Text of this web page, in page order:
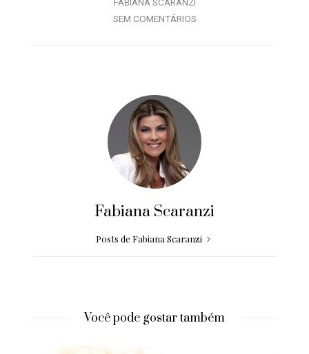
SEM COMENTÁRIOS
Fabiana Scaranzi
Posts de Fabiana Scaranzi
Você pode gostar também